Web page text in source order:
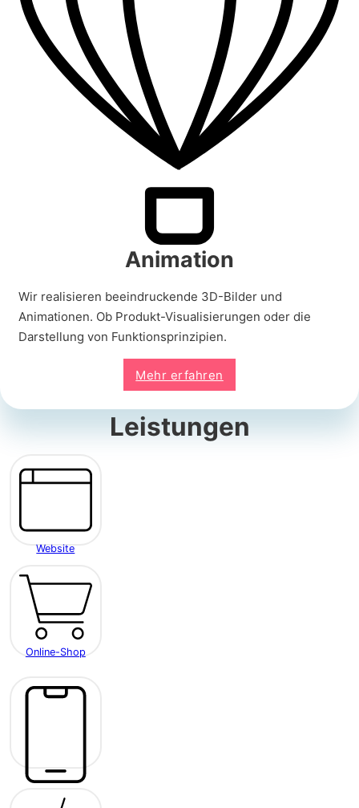
Animation
Wir realisieren beeindruckende 3D-Bilder und
Animationen. Ob Produkt-Visualisierungen oder die
Darstellung von Funktionsprinzipien.
Mehr erfahren
Leistungen
Website
Online-Shop
Mobile App